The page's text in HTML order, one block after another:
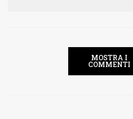
MOSTRA I
COMMENTI